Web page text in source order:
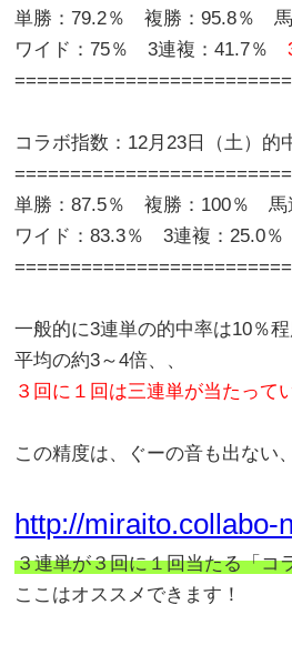
単勝：79.2％ 複勝：95.8％ 馬
ワイド：75％ 3連複：41.7％
コラボ指数：12月23日（土）的
単勝：87.5％ 複勝：100％ 馬
ワイド：83.3％ 3連複：25.0
一般的に3連単の的中率は10％程
平均の約3～4倍、、
３回に１回は三連単が当たって
この精度は、ぐーの音も出ない
http://miraito.collabo-
３連単が３回に１回当たる「コ
ここはオススメできます！